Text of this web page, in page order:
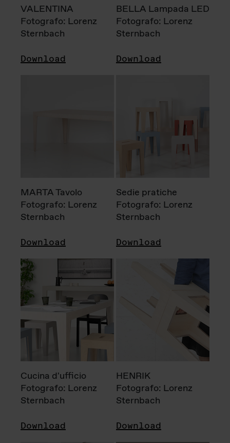
VALENTINA
Fotografo: Lorenz
Sternbach
Download
BELLA Lampada LED
Fotografo: Lorenz
Sternbach
Download
MARTA Tavolo
Fotografo: Lorenz
Sternbach
Download
Sedie pratiche
Fotografo: Lorenz
Sternbach
Download
Cucina d'ufficio
Fotografo: Lorenz
Sternbach
Download
HENRIK
Fotografo: Lorenz
Sternbach
Download